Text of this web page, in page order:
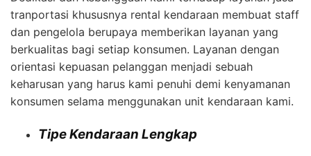
tranportasi khususnya rental kendaraan membuat staff
dan pengelola berupaya memberikan layanan yang
berkualitas bagi setiap konsumen. Layanan dengan
orientasi kepuasan pelanggan menjadi sebuah
keharusan yang harus kami penuhi demi kenyamanan
konsumen selama menggunakan unit kendaraan kami.
Tipe Kendaraan Lengkap